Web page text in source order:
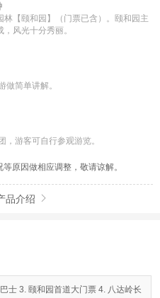
林【颐和园】（门票已含）。颐和园主
风光十分秀丽。
做简单讲解。
，游客可自行参观游览。
原因做相应调整，敬请谅解。
品介绍 
士 3. 颐和园首道大门票 4. 八达岭长